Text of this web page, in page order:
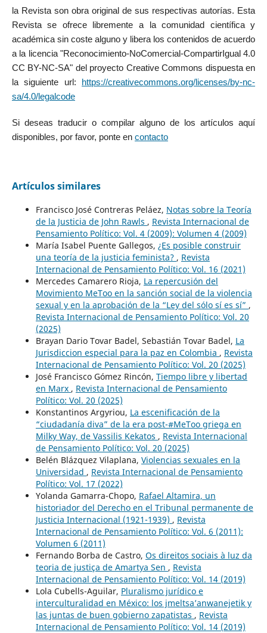
la Revista son obra original de sus respectivas autorías. Esta
Revista se ofrece libremente a la comunidad científica y
académica sin coste alguno y libera los contenidos de acuerdo
a la licencia "Reconocimiento-NoComercial-CompartirIgual 4.0
CC BY-NC-SA" del proyecto Creative Commons dispuesta en
la siguiente url:
https://creativecommons.org/licenses/by-nc-
sa/4.0/legalcode
Si deseas traducir o compilar alguno de los artículos aquí
disponibles, por favor, ponte en contacto
Artículos similares
Francisco José Contreras Peláez, Notas sobre la Teoría
de la Justicia de John Rawls , Revista Internacional de
Pensamiento Político: Vol. 4 (2009): Volumen 4 (2009)
María Isabel Puente Gallegos, ¿Es posible construir
una teoría de la justicia feminista? , Revista
Internacional de Pensamiento Político: Vol. 16 (2021)
Mercedes Camarero Rioja, La repercusión del
Movimiento MeToo en la sanción social de la violencia
sexual y en la aprobación de la “Ley del sólo sí es sí” ,
Revista Internacional de Pensamiento Político: Vol. 20
(2025)
Brayan Dario Tovar Badel, Sebastián Tovar Badel, La
Jurisdiccion especial para la paz en Colombia , Revista
Internacional de Pensamiento Político: Vol. 20 (2025)
José Francisco Gómez Rincón, Tiempo libre y libertad
en Marx , Revista Internacional de Pensamiento
Político: Vol. 20 (2025)
Konstantinos Argyriou, La escenificación de la
“ciudadanía diva” de la era post-#MeToo griega en
Milky Way, de Vassilis Kekatos , Revista Internacional
de Pensamiento Político: Vol. 20 (2025)
Belén Blázquez Vilaplana, Violencias sexuales en la
Universidad , Revista Internacional de Pensamiento
Político: Vol. 17 (2022)
Yolanda Gamarra-Chopo, Rafael Altamira, un
historiador del Derecho en el Tribunal permanente de
Justicia Internacional (1921-1939) , Revista
Internacional de Pensamiento Político: Vol. 6 (2011):
Volumen 6 (2011)
Fernando Borba de Castro, Os direitos sociais à luz da
teoria de justiça de Amartya Sen , Revista
Internacional de Pensamiento Político: Vol. 14 (2019)
Lola Cubells-Aguilar, Pluralismo jurídico e
interculturalidad en México: los jmeltsa’anwanejetik y
las juntas de buen gobierno zapatistas , Revista
Internacional de Pensamiento Político: Vol. 14 (2019)